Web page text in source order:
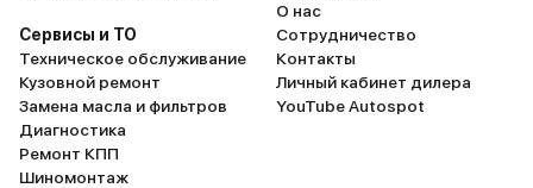
Сервисы и ТО
Техническое обслуживание
Кузовной ремонт
Замена масла и фильтров
Диагностика
Ремонт КПП
Шиномонтаж
О нас
Сотрудничество
Контакты
Личный кабинет дилера
YouTube Autospot